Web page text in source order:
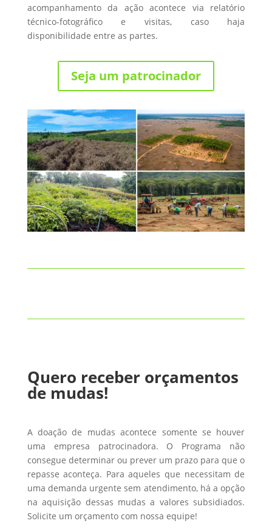
acompanhamento da ação acontece via relatório
técnico-fotográfico e visitas, caso haja
disponibilidade entre as partes.
Seja um patrocinador
Quero receber orçamentos
de mudas!
A doação de mudas acontece somente se houver
uma empresa patrocinadora. O Programa não
consegue determinar ou prever um prazo para que o
repasse aconteça. Para aqueles que necessitam de
uma demanda urgente sem atendimento, há a opção
na aquisição dessas mudas a valores subsidiados.
Solicite um orçamento com nossa equipe!